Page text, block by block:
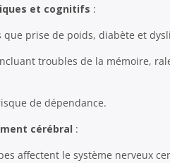
et cognitifs :
que prise de poids, diabète et
troubles de la mémoire,
de dépendance.
cérébral :
affectent le système nerveux